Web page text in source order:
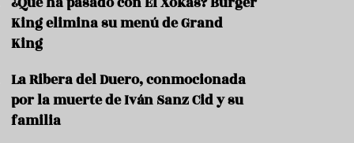
S
a
P
r
King elimina su menú de Grand
King
La Ribera del Duero, conmocionada
por la muerte de Iván Sanz Cid y su
familia